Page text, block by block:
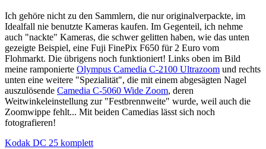
Ich gehöre nicht zu den Sammlern, die nur originalverpackte, im
Idealfall nie benutzte Kameras kaufen. Im Gegenteil, ich nehme
auch "nackte" Kameras, die schwer gelitten haben, wie das unten
gezeigte Beispiel, eine Fuji FinePix F650 für 2 Euro vom
Flohmarkt. Die übrigens noch funktioniert! Links oben im Bild
meine ramponierte Olympus Camedia C-2100 Ultrazoom und rechts
unten eine weitere "Spezialität", die mit einem abgesägten Nagel
auszulösende Camedia C-5060 Wide Zoom, deren
Weitwinkeleinstellung zur "Festbrennweite" wurde, weil auch die
Zoomwippe fehlt... Mit beiden Camedias lässt sich noch
fotografieren!
Kodak DC 25 komplett